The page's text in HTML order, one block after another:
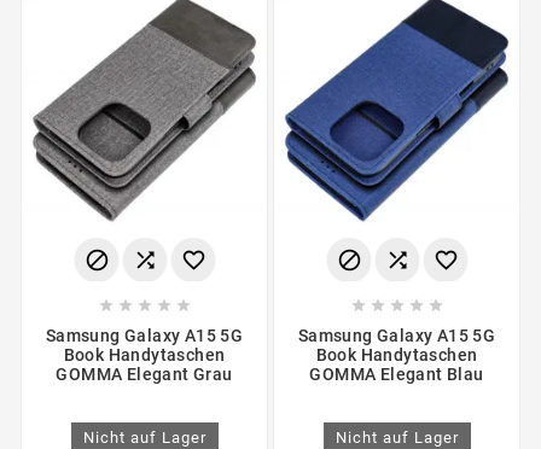
  
    
Samsung Galaxy A15 5G
Book Handytaschen
GOMMA Elegant Grau
Nicht auf Lager
  
    
Samsung Galaxy A15 5G
Book Handytaschen
GOMMA Elegant Blau
Nicht auf Lager